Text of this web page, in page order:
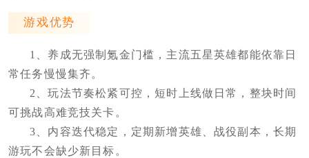
游戏优势
1、养成无强制氪金门槛，主流五星英雄都能依靠日
常任务慢慢集齐。
2、玩法节奏松紧可控，短时上线做日常，整块时间
可挑战高难竞技关卡。
3、内容迭代稳定，定期新增英雄、战役副本，长期
游玩不会缺少新目标。